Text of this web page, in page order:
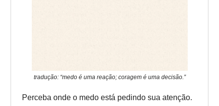
tradução: “medo é uma reação; coragem é uma decisão.”
Perceba onde o medo está pedindo sua atenção.